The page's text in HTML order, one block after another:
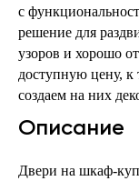
с
решение для
узоров и хорошо
доступную цену,
создаем на них
Описание
Двери на шкаф-